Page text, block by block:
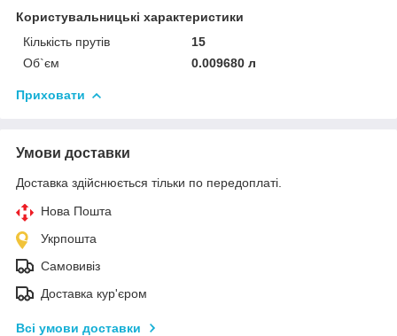
Користувальницькі характеристики
Кількість прутів
15
Об`єм
0.009680 л
Приховати
Умови доставки
Доставка здійснюється тільки по передоплаті.
Нова Пошта
Укрпошта
Самовивіз
Доставка кур'єром
Всі умови доставки